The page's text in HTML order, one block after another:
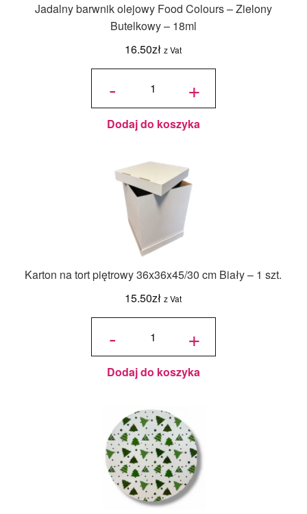
Jadalny barwnik olejowy Food Colours – Zielony
Butelkowy – 18ml
16.50zł z Vat
-
ilość
olejowy
Food
Colours -
Zielony
Butelkowy
+
Dodaj do koszyka
Karton na tort piętrowy 36x36x45/30 cm Biały – 1 szt.
15.50zł z Vat
-
ilość Karton
36x36x45/30
cm Biały - 1
szt. +
Dodaj do koszyka